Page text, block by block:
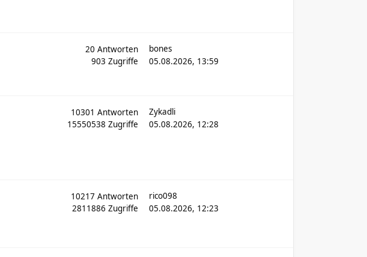
20Antworten
903Zugriffe
bones
05.08.2026, 13:59
10301Antworten
15550538Zugriffe
Zykadli
05.08.2026, 12:28
10217Antworten
2811886Zugriffe
rico098
05.08.2026, 12:23